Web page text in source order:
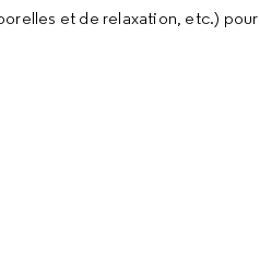
et de relaxation, etc.) pour